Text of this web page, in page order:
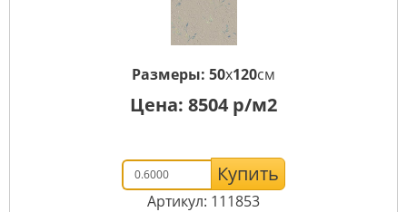
Размеры: 50x120см
Цена: 8504 р/м2
Купить
Артикул: 111853